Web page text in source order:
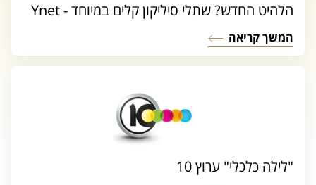
הלהיט החדש? שתלי סיליקון קלים במיוחד - Ynet
המשך קריאה
"לילה כלכלי" ערוץ 10